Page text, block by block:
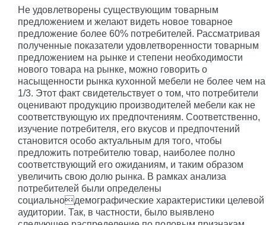
Не удовлетворены существующим товарным
предложением и желают видеть новое товарное
предложение более 60% потребителей. Рассматривая
полученные показатели удовлетворенности товарным
предложением на рынке и степени необходимости
нового товара на рынке, можно говорить о
насыщенности рынка кухонной мебели не более чем на
1/3. Этот факт свидетельствует о том, что потребители
оценивают продукцию производителей мебели как не
соответствующую их предпочтениям. Соответственно,
изучение потребителя, его вкусов и предпочтений
становится особо актуальным для того, чтобы
предложить потребителю товар, наиболее полно
соответствующий его ожиданиям, и таким образом
увеличить свою долю рынка. В рамках анализа
потребителей были определены
социальнодемографические характеристики целевой
аудитории. Так, в частности, было выявлено